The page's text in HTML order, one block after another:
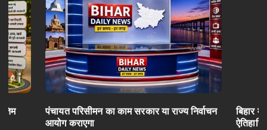
पंचायत परिसीमन का काम सरकार या राज्य निर्वाचन
आयोग कराएगा
बिहार